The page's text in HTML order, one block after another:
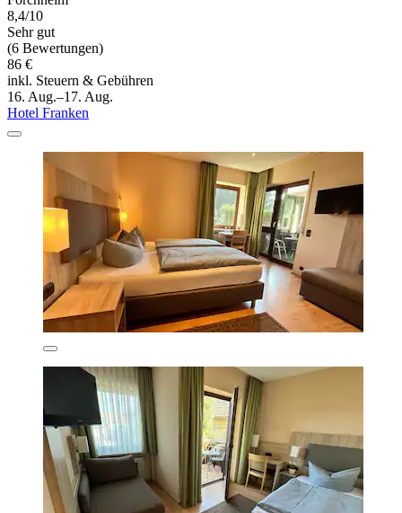
8,4/10
Sehr gut
(6 Bewertungen)
86 €
inkl. Steuern & Gebühren
16. Aug.–17. Aug.
Hotel Franken